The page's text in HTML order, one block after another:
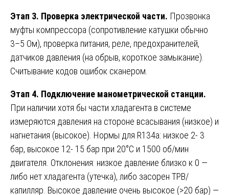
Этап 3. Проверка электрической части. Прозвонка
муфты компрессора (сопротивление катушки обычно
3–5 Ом), проверка питания, реле, предохранителей,
датчиков давления (на обрыв, короткое замыкание).
Считывание кодов ошибок сканером.
Этап 4. Подключение манометрической станции.
При наличии хотя бы части хладагента в системе
измеряются давления на стороне всасывания (низкое) и
нагнетания (высокое). Нормы для R134a: низкое 2- 3
бар, высокое 12- 15 бар при 20°C и 1500 об/мин
двигателя. Отклонения: низкое давление близко к 0 —
либо нет хладагента (утечка), либо засорен ТРВ/
капилляр. Высокое давление очень высокое (>20 бар) —